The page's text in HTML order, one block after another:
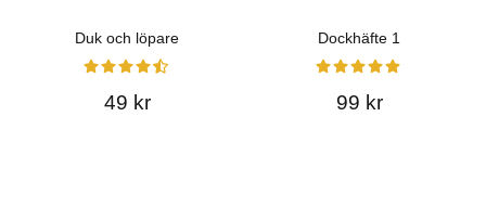
Duk och löpare
49 kr
Dockhäfte 1
99 kr